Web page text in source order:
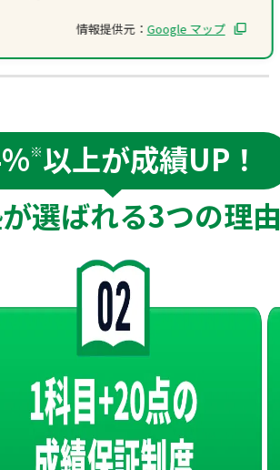
情報提供元： Google マップ
※以上が成績UP！
選ばれる3つの理由